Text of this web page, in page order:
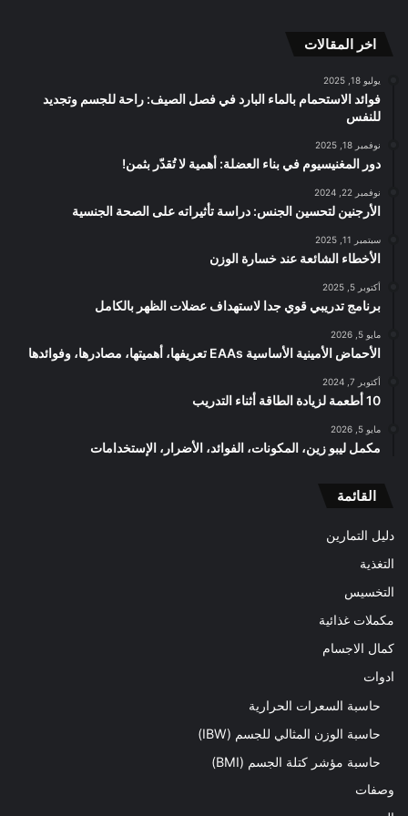
اخر المقالات
يوليو 18, 2025
فوائد الاستحمام بالماء البارد في فصل الصيف: راحة للجسم وتجديد
للنفس
نوفمبر 18, 2025
دور المغنيسيوم في بناء العضلة: أهمية لا تُقدّر بثمن!
نوفمبر 22, 2024
الأرجنين لتحسين الجنس: دراسة تأثيراته على الصحة الجنسية
سبتمبر 11, 2025
الأخطاء الشائعة عند خسارة الوزن
أكتوبر 5, 2025
برنامج تدريبي قوي جدا لاستهداف عضلات الظهر بالكامل
مايو 5, 2026
الأحماض الأمينية الأساسية EAAs تعريفها، أهميتها، مصادرها، وفوائدها
أكتوبر 7, 2024
10 أطعمة لزيادة الطاقة أثناء التدريب
مايو 5, 2026
مكمل ليبو زين، المكونات، الفوائد، الأضرار، الإستخدامات
القائمة
دليل التمارين
التغذية
التخسيس
مكملات غذائية
كمال الاجسام
ادوات
حاسبة السعرات الحرارية
حاسبة الوزن المثالي للجسم (IBW)
حاسبة مؤشر كتلة الجسم (BMI)
وصفات